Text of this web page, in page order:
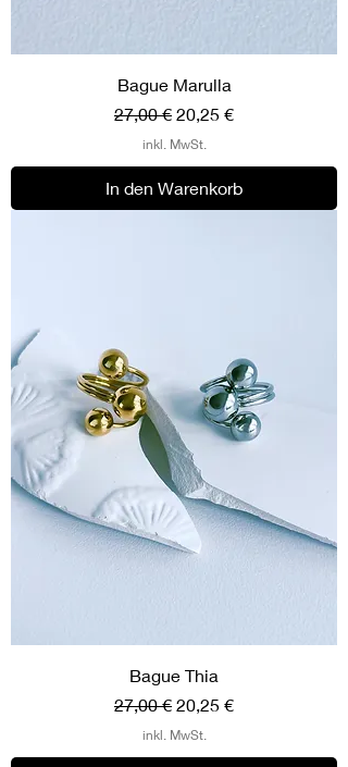
Bague Marulla
Standardpreis
27,00 € Sale-Preis
20,25 €
inkl. MwSt.
In den Warenkorb
Bague Thia
Standardpreis
27,00 € Sale-Preis
20,25 €
inkl. MwSt.